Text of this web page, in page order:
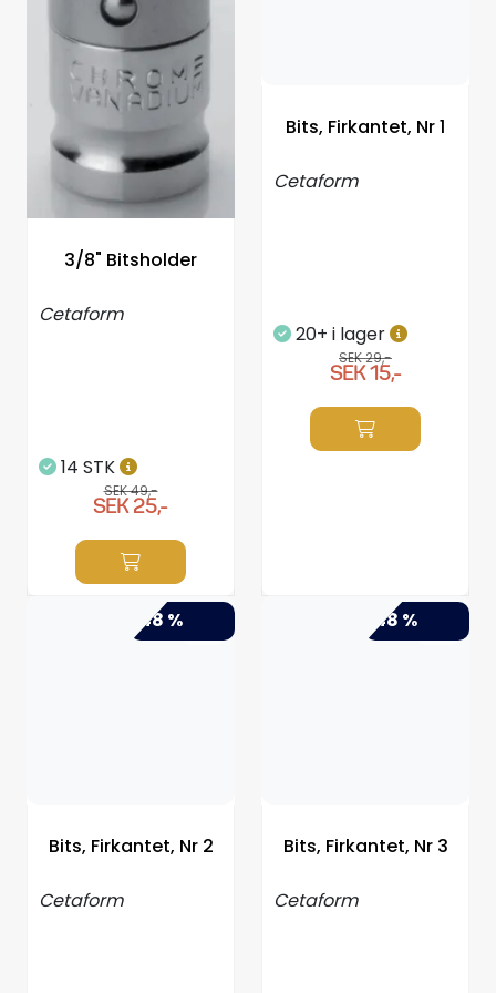
3/8" Bitsholder
Cetaform
14 STK
SEK 49,-
SEK 25,-
Bits, Firkantet, Nr 1
Cetaform
20+ i lager
SEK 29,-
SEK 15,-
-48 %
Bits, Firkantet, Nr 2
Cetaform
-48 %
Bits, Firkantet, Nr 3
Cetaform